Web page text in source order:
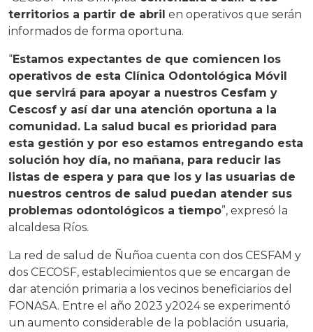
territorios a partir de abril en operativos que serán
informados de forma oportuna.
“Estamos expectantes de que comiencen los
operativos de esta Clínica Odontológica Móvil
que servirá para apoyar a nuestros Cesfam y
Cescosf y así dar una atención oportuna a la
comunidad. La salud bucal es prioridad para
esta gestión y por eso estamos entregando esta
solución hoy día, no mañana, para reducir las
listas de espera y para que los y las usuarias de
nuestros centros de salud puedan atender sus
problemas odontológicos a tiempo”, expresó la
alcaldesa Ríos.
La red de salud de Ñuñoa cuenta con dos CESFAM y
dos CECOSF, establecimientos que se encargan de
dar atención primaria a los vecinos beneficiarios del
FONASA. Entre el año 2023 y2024 se experimentó
un aumento considerable de la población usuaria,